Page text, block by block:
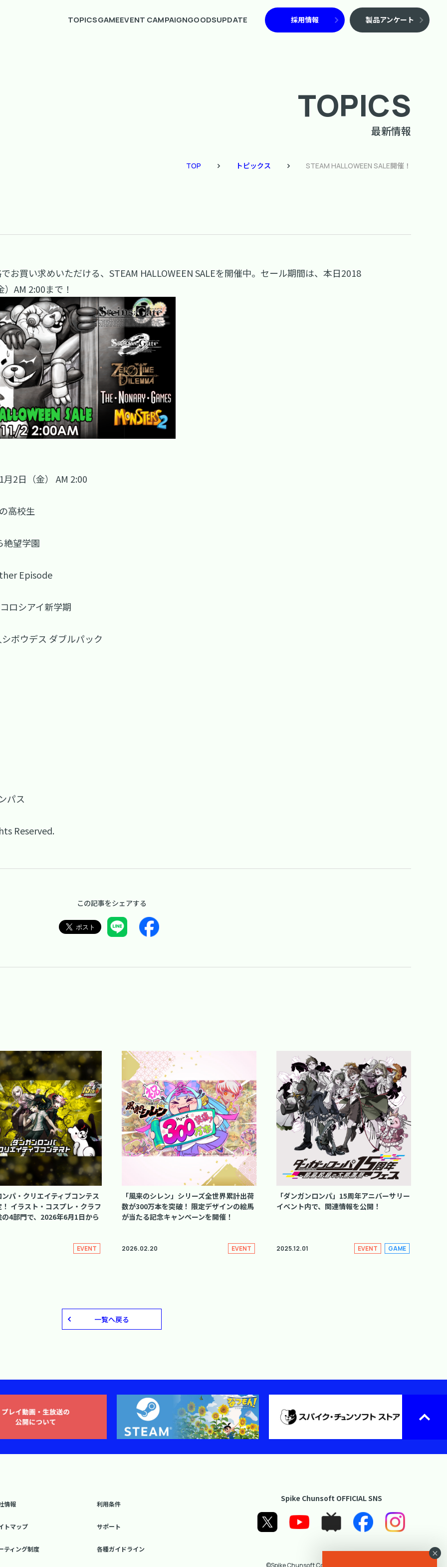
TOPICSGAMEEVENT CAMPAIGNGOODSUPDATE 採用情報 製品アンケート
TOPICS
最新情報
TOP トピックス STEAM HALLOWEEN SALE開催！
お買い求めいただける、STEAM HALLOWEEN SALEを開催中。セール期間は、本日2018
AM 2:00まで！
2日（金） AM 2:00
高校生
絶望学園
Episode
ロシアイ新学期
ボウデス ダブルパック
パス
Reserved.
この記事をシェアする
パ・クリエイティブコンテス
イラスト・コスプレ・クラフ
4部門で、2026年6月1日から
EVENT
「風来のシレン」シリーズ全世界累計出荷
数が300万本を突破！ 限定デザインの絵馬
が当たる記念キャンペーンを開催！
2026.02.20 EVENT
「ダンガンロンパ」15周年アニバーサリー
イベント内で、関連情報を公開！
2025.12.01 EVENT GAME
一覧へ戻る
情報
トマップ
ティング制度
利用条件
サポート
各種ガイドライン
Spike Chunsoft OFFICIAL SNS
©Spike Chunsoft Co., Ltd. All Rights Reserved.
×